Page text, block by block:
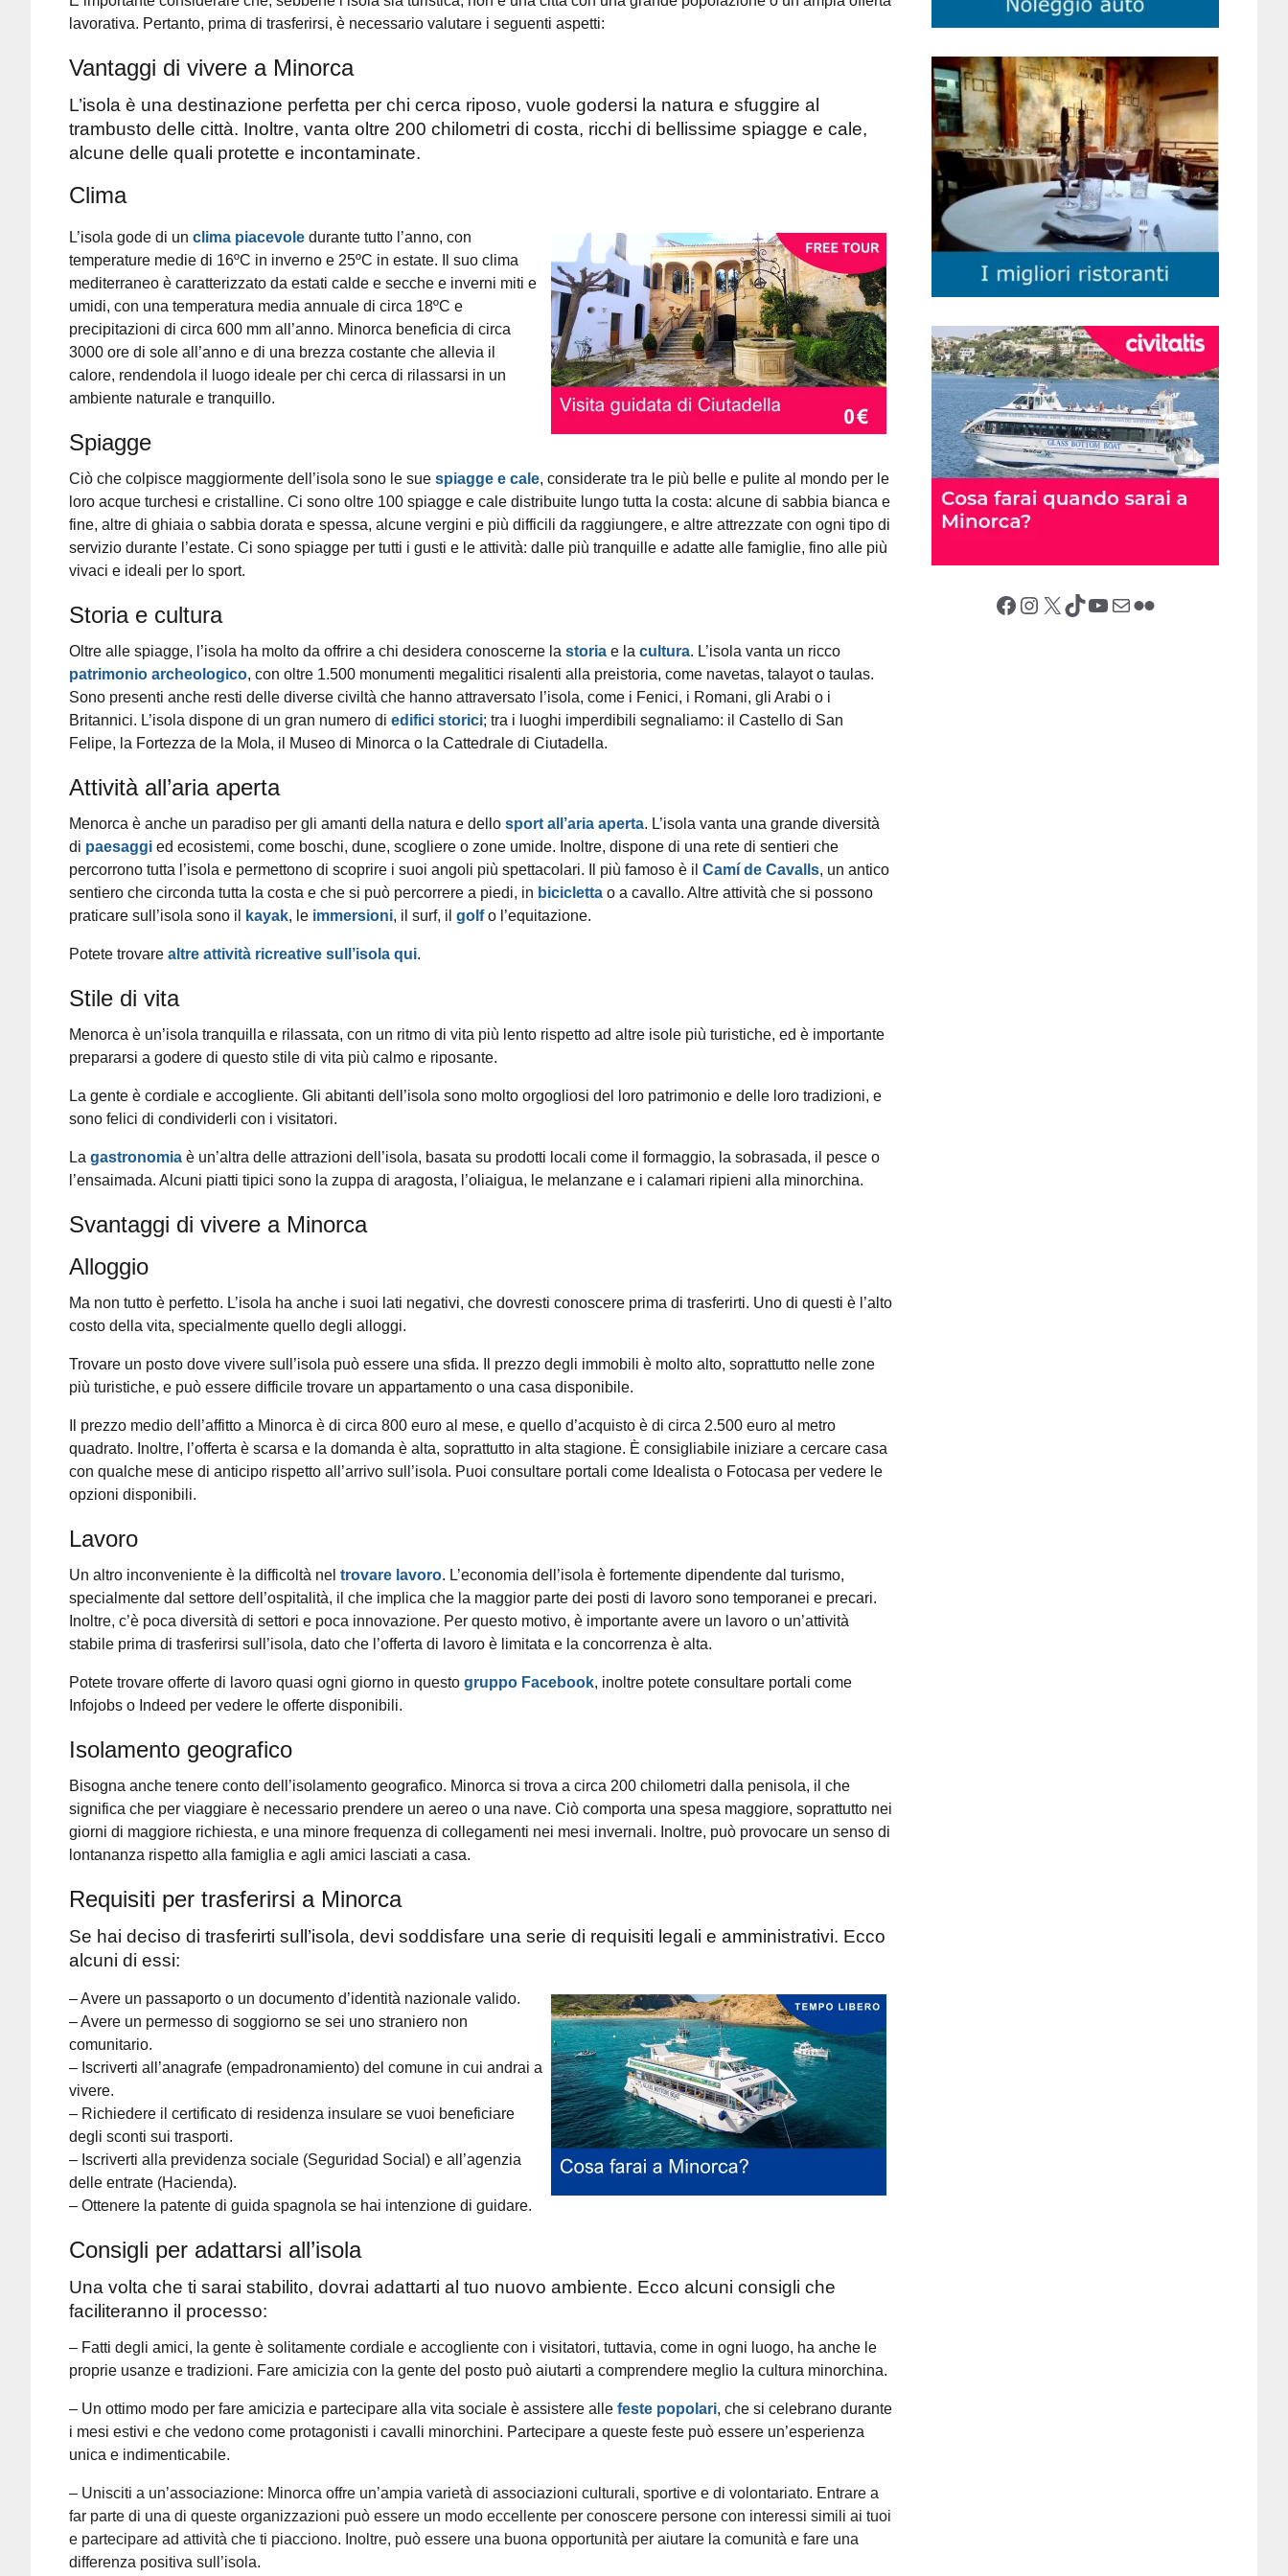
lavorativa. Pertanto, prima di trasferirsi, è necessario valutare i seguenti aspetti:
Vantaggi di vivere a Minorca
L’isola è una destinazione perfetta per chi cerca riposo, vuole godersi la natura e sfuggire al
trambusto delle città. Inoltre, vanta oltre 200 chilometri di costa, ricchi di bellissime spiagge e cale,
alcune delle quali protette e incontaminate.
Clima
L’isola gode di un clima piacevole durante tutto l’anno, con
temperature medie di 16ºC in inverno e 25ºC in estate. Il suo clima
mediterraneo è caratterizzato da estati calde e secche e inverni miti e
umidi, con una temperatura media annuale di circa 18ºC e
precipitazioni di circa 600 mm all’anno. Minorca beneficia di circa
3000 ore di sole all’anno e di una brezza costante che allevia il
calore, rendendola il luogo ideale per chi cerca di rilassarsi in un
ambiente naturale e tranquillo.
Spiagge
Ciò che colpisce maggiormente dell’isola sono le sue spiagge e cale, considerate tra le più belle e pulite al mondo per le
loro acque turchesi e cristalline. Ci sono oltre 100 spiagge e cale distribuite lungo tutta la costa: alcune di sabbia bianca e
fine, altre di ghiaia o sabbia dorata e spessa, alcune vergini e più difficili da raggiungere, e altre attrezzate con ogni tipo di
servizio durante l’estate. Ci sono spiagge per tutti i gusti e le attività: dalle più tranquille e adatte alle famiglie, fino alle più
vivaci e ideali per lo sport.
Storia e cultura
Oltre alle spiagge, l’isola ha molto da offrire a chi desidera conoscerne la storia e la cultura. L’isola vanta un ricco
patrimonio archeologico, con oltre 1.500 monumenti megalitici risalenti alla preistoria, come navetas, talayot o taulas.
Sono presenti anche resti delle diverse civiltà che hanno attraversato l’isola, come i Fenici, i Romani, gli Arabi o i
Britannici. L’isola dispone di un gran numero di edifici storici; tra i luoghi imperdibili segnaliamo: il Castello di San
Felipe, la Fortezza de la Mola, il Museo di Minorca o la Cattedrale di Ciutadella.
Attività all’aria aperta
Menorca è anche un paradiso per gli amanti della natura e dello sport all’aria aperta. L’isola vanta una grande diversità
di paesaggi ed ecosistemi, come boschi, dune, scogliere o zone umide. Inoltre, dispone di una rete di sentieri che
percorrono tutta l’isola e permettono di scoprire i suoi angoli più spettacolari. Il più famoso è il Camí de Cavalls, un antico
sentiero che circonda tutta la costa e che si può percorrere a piedi, in bicicletta o a cavallo. Altre attività che si possono
praticare sull’isola sono il
kayak, le immersioni, il surf, il golfo l’equitazione.
Potete trovare altre attività ricreative sull’isola qui.
Stile di vita
Menorca è un’isola tranquilla e rilassata, con un ritmo di vita più lento rispetto ad altre isole più turistiche, ed è importante
prepararsi a godere di questo stile di vita più calmo e riposante.
La gente è cordiale e accogliente. Gli abitanti dell’isola sono molto orgogliosi del loro patrimonio e delle loro tradizioni, e
sono felici di condividerli con i visitatori.
La gastronomia è un’altra delle attrazioni dell’isola, basata su prodotti locali come il formaggio, la sobrasada, il pesce o
l’ensaimada. Alcuni piatti tipici sono la zuppa di aragosta, l’oliaigua, le melanzane e i calamari ripieni alla minorchina.
Svantaggi di vivere a Minorca
Alloggio
Ma non tutto è perfetto. L’isola ha anche i suoi lati negativi, che dovresti conoscere prima di trasferirti. Uno di questi è l’alto
costo della vita, specialmente quello degli alloggi.
Trovare un posto dove vivere sull’isola può essere una sfida. Il prezzo degli immobili è molto alto, soprattutto nelle zone
più turistiche, e può essere difficile trovare un appartamento o una casa disponibile.
Il prezzo medio dell’affitto a Minorca è di circa 800 euro al mese, e quello d’acquisto è di circa 2.500 euro al metro
quadrato. Inoltre, l’offerta è scarsa e la domanda è alta, soprattutto in alta stagione. È consigliabile iniziare a cercare casa
con qualche mese di anticipo rispetto all’arrivo sull’isola. Puoi consultare portali come Idealista o Fotocasa per vedere le
opzioni disponibili.
Lavoro
Un altro inconveniente è la difficoltà nel trovare lavoro. L’economia dell’isola è fortemente dipendente dal turismo,
specialmente dal settore dell’ospitalità, il che implica che la maggior parte dei posti di lavoro sono temporanei e precari.
Inoltre, c’è poca diversità di settori e poca innovazione. Per questo motivo, è importante avere un lavoro o un’attività
stabile prima di trasferirsi sull’isola, dato che l’offerta di lavoro è limitata e la concorrenza è alta.
Potete trovare offerte di lavoro quasi ogni giorno in questo gruppo Facebook, inoltre potete consultare portali come
Infojobs o Indeed per vedere le offerte disponibili.
Isolamento geografico
Bisogna anche tenere conto dell’isolamento geografico. Minorca si trova a circa 200 chilometri dalla penisola, il che
significa che per viaggiare è necessario prendere un aereo o una nave. Ciò comporta una spesa maggiore, soprattutto nei
giorni di maggiore richiesta, e una minore frequenza di collegamenti nei mesi invernali. Inoltre, può provocare un senso di
lontananza rispetto alla famiglia e agli amici lasciati a casa.
Requisiti per trasferirsi a Minorca
Se hai deciso di trasferirti sull’isola, devi soddisfare una serie di requisiti legali e amministrativi. Ecco
alcuni di essi:
– Avere un passaporto o un documento d’identità nazionale valido.
– Avere un permesso di soggiorno se sei uno straniero non
comunitario.
– Iscriverti all’anagrafe (empadronamiento) del comune in cui andrai a
vivere.
– Richiedere il certificato di residenza insulare se vuoi beneficiare
degli sconti sui trasporti.
– Iscriverti alla previdenza sociale (Seguridad Social) e all’agenzia
delle entrate (Hacienda).
– Ottenere la patente di guida spagnola se hai intenzione di guidare.
Consigli per adattarsi all’isola
Una volta che ti sarai stabilito, dovrai adattarti al tuo nuovo ambiente. Ecco alcuni consigli che
faciliteranno il processo:
– Fatti degli amici, la gente è solitamente cordiale e accogliente con i visitatori, tuttavia, come in ogni luogo, ha anche le
proprie usanze e tradizioni. Fare amicizia con la gente del posto può aiutarti a comprendere meglio la cultura minorchina.
– Un ottimo modo per fare amicizia e partecipare alla vita sociale è assistere alle feste popolari, che si celebrano durante
i mesi estivi e che vedono come protagonisti i cavalli minorchini. Partecipare a queste feste può essere un’esperienza
unica e indimenticabile.
– Unisciti a un’associazione: Minorca offre un’ampia varietà di associazioni culturali, sportive e di volontariato. Entrare a
far parte di una di queste organizzazioni può essere un modo eccellente per conoscere persone con interessi simili ai tuoi
e partecipare ad attività che ti piacciono. Inoltre, può essere una buona opportunità per aiutare la comunità e fare una
differenza positiva sull’isola.
Facebook Instagram X (Twitter) TikTok YouTube Email Flickr